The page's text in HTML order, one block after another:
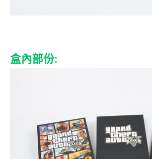
盒內部份: